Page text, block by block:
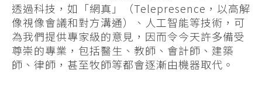
透過科技，如「網真」（Telepresence，以高解
像視像會議和對方溝通）、人工智能等技術，可
為我們提供專家級的意見，因而令今天許多備受
尊崇的專業，包括醫生、教師、會計師、建築
師、律師，甚至牧師等都會逐漸由機器取代。